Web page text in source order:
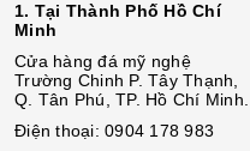
1. Tại Thành Phố Hồ Chí
Minh
Cửa hàng đá mỹ nghệ
Trường Chinh P. Tây Thạnh,
Q. Tân Phú, TP. Hồ Chí Minh.
Điện thoại: 0904 178 983